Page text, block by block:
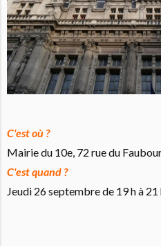
C'est où ?
Mairie du 10e, 72 rue du
C'est quand ?
Jeudi 26 septembre de 19 h à 21